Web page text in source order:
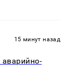
15 минут назад